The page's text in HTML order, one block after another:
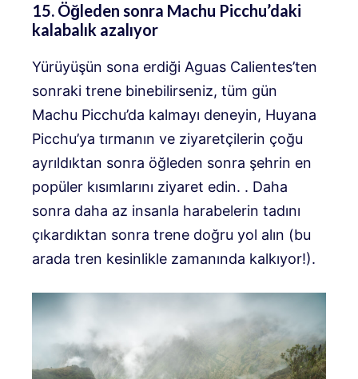
15. Öğleden sonra Machu Picchu’daki
kalabalık azalıyor
Yürüyüşün sona erdiği Aguas Calientes’ten
sonraki trene binebilirseniz, tüm gün
Machu Picchu’da kalmayı deneyin, Huyana
Picchu’ya tırmanın ve ziyaretçilerin çoğu
ayrıldıktan sonra öğleden sonra şehrin en
popüler kısımlarını ziyaret edin. . Daha
sonra daha az insanla harabelerin tadını
çıkardıktan sonra trene doğru yol alın (bu
arada tren kesinlikle zamanında kalkıyor!).